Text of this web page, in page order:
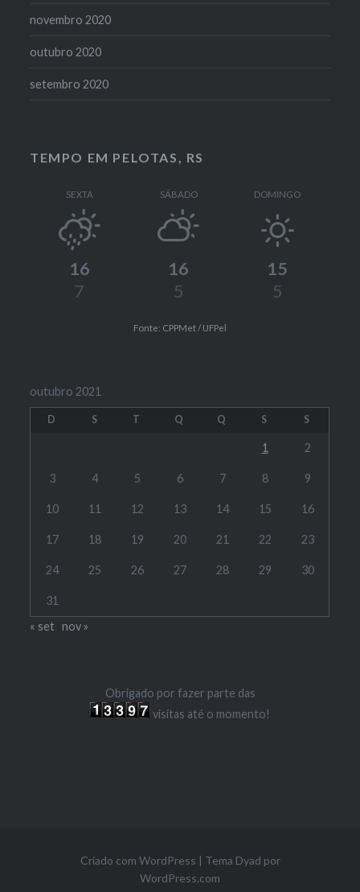
novembro 2020
outubro 2020
setembro 2020
TEMPO EM PELOTAS, RS
SEXTA
16
7
SÁBADO
16
5
DOMINGO
15
5
Fonte: CPPMet / UFPel
outubro 2021
D S T Q Q S S
1 2
3 4 5 6 7 8 9
10 11 12 13 14 15 16
17 18 19 20 21 22 23
24 25 26 27 28 29 30
31
« set nov »
Obrigado por fazer parte das
visítas até o momento!
Criado com WordPress | Tema Dyad por
WordPress.com